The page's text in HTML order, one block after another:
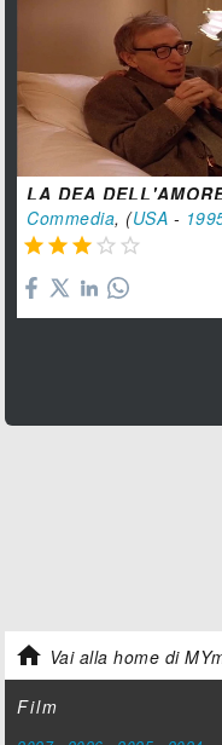
LA DEA
Commedia, (USA -
    
 Vai alla home di
Film